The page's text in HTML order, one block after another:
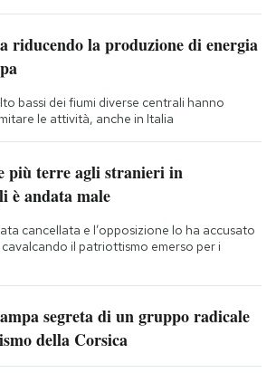
riducendo la produzione di energia
bassi dei fiumi diverse centrali hanno
le attività, anche in Italia
più terre agli stranieri in
è andata male
cancellata e l’opposizione lo ha accusato
il patriottismo emerso per i
segreta di un gruppo radicale
della Corsica